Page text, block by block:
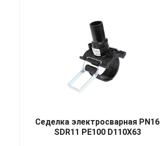
Седелка электросварная PN16
SDR11 PE100 D110X63